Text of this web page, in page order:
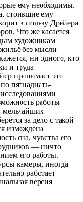
ему необходимы.
стоившие ему
в пользу Дрейера
Что же касается
художникам
без мысли
ни одного, кто
и труда
принимает это
пятнадцать-
работы
мельчайших
за дело с такой
измождена
сна, чувства его
— ничто
его работы.
камеры, иногда
работает
версия